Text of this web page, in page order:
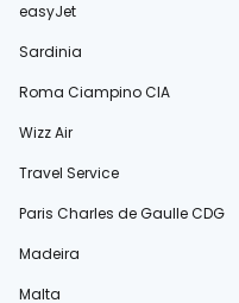
easyJet
Sardinia
Roma Ciampino CIA
Wizz Air
Travel Service
Paris Charles de Gaulle CDG
Madeira
Malta